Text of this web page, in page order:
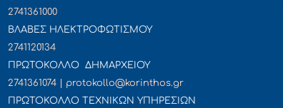
2741361000
ΒΛΑΒΕΣ ΗΛΕΚΤΡΟΦΩΤΙΣΜΟΥ
2741120134
ΠΡΩΤΟΚΟΛΛΟ ΔΗΜΑΡΧΕΙΟΥ
2741361074 | protokollo@korinthos.gr
ΠΡΩΤΟΚΟΛΛΟ ΤΕΧΝΙΚΩΝ ΥΠΗΡΕΣΙΩΝ